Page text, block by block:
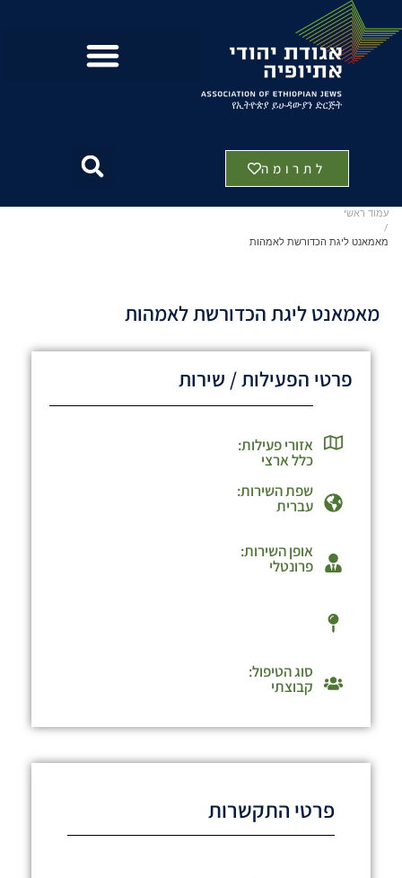
לתרומה
עמוד ראשי
/
מאמאנט ליגת הכדורשת לאמהות
מאמאנט ליגת הכדורשת לאמהות
פרטי הפעילות / שירות
אזורי פעילות:
כלל ארצי
שפת השירות:
עברית
אופן השירות:
פרונטלי
סוג הטיפול:
קבוצתי
פרטי התקשרות